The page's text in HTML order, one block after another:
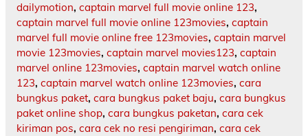
dailymotion, captain marvel full movie online 123,
captain marvel full movie online 123movies, captain
marvel full movie online free 123movies, captain marvel
movie 123movies, captain marvel movies123, captain
marvel online 123movies, captain marvel watch online
123, captain marvel watch online 123movies, cara
bungkus paket, cara bungkus paket baju, cara bungkus
paket online shop, cara bungkus paketan, cara cek
kiriman pos, cara cek no resi pengiriman, cara cek